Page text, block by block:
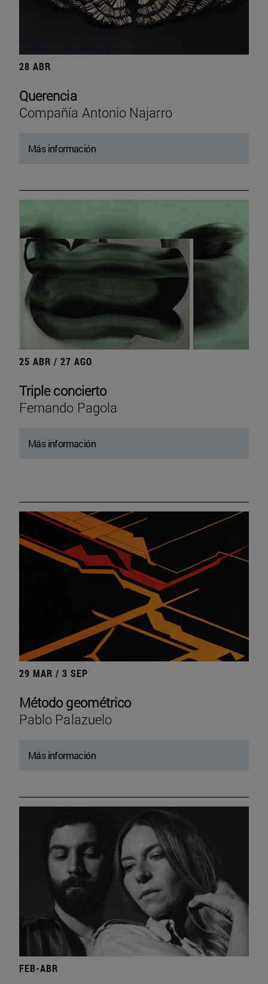
28 ABR
Querencia
Compañía Antonio Najarro
Más información
25 ABR / 27 AGO
Triple concierto
Fernando Pagola
Más información
29 MAR / 3 SEP
Método geométrico
Pablo Palazuelo
Más información
FEB-ABR